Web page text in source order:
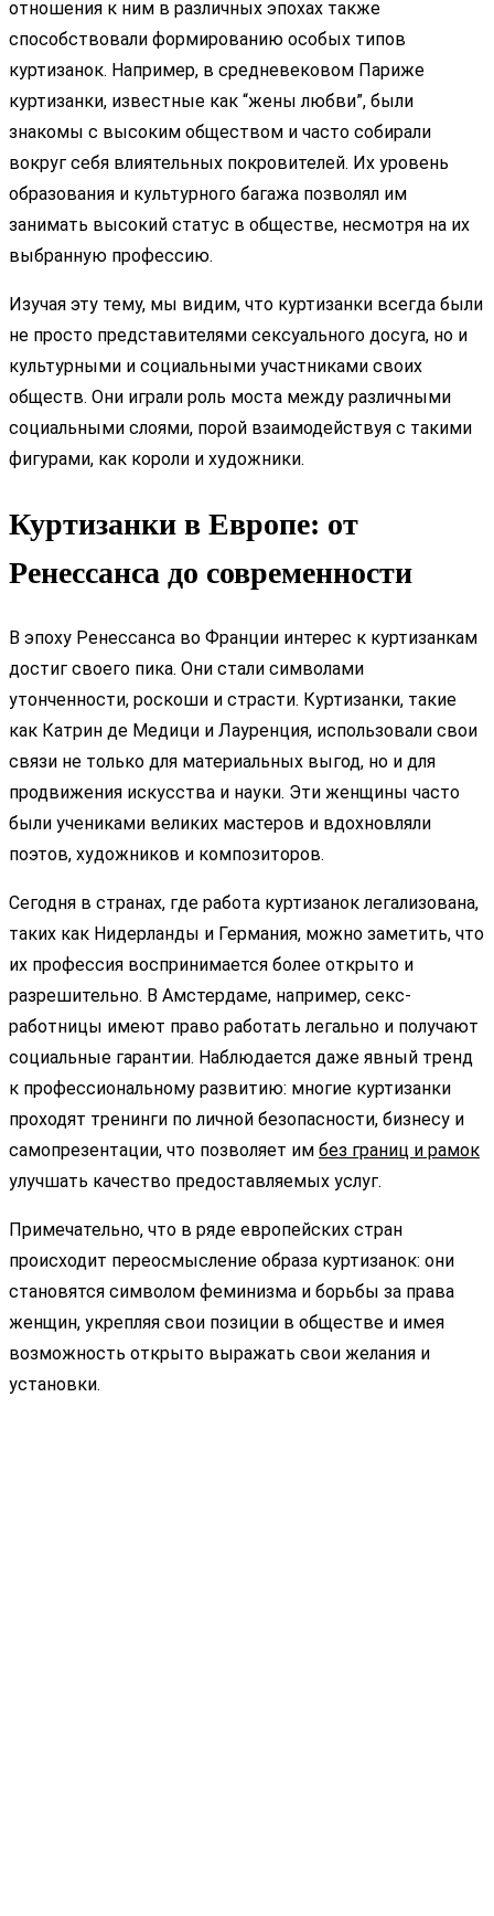
отношения к ним в различных эпохах также
способствовали формированию особых типов
куртизанок. Например, в средневековом Париже
куртизанки, известные как “жены любви”, были
знакомы с высоким обществом и часто собирали
вокруг себя влиятельных покровителей. Их уровень
образования и культурного багажа позволял им
занимать высокий статус в обществе, несмотря на их
выбранную профессию.
Изучая эту тему, мы видим, что куртизанки всегда были
не просто представителями сексуального досуга, но и
культурными и социальными участниками своих
обществ. Они играли роль моста между различными
социальными слоями, порой взаимодействуя с такими
фигурами, как короли и художники.
Куртизанки в Европе: от
Ренессанса до современности
В эпоху Ренессанса во Франции интерес к куртизанкам
достиг своего пика. Они стали символами
утонченности, роскоши и страсти. Куртизанки, такие
как Катрин де Медици и Лауренция, использовали свои
связи не только для материальных выгод, но и для
продвижения искусства и науки. Эти женщины часто
были учениками великих мастеров и вдохновляли
поэтов, художников и композиторов.
Сегодня в странах, где работа куртизанок легализована,
таких как Нидерланды и Германия, можно заметить, что
их профессия воспринимается более открыто и
разрешительно. В Амстердаме, например, секс-
работницы имеют право работать легально и получают
социальные гарантии. Наблюдается даже явный тренд
к профессиональному развитию: многие куртизанки
проходят тренинги по личной безопасности, бизнесу и
самопрезентации, что позволяет им без границ и рамок
улучшать качество предоставляемых услуг.
Примечательно, что в ряде европейских стран
происходит переосмысление образа куртизанок: они
становятся символом феминизма и борьбы за права
женщин, укрепляя свои позиции в обществе и имея
возможность открыто выражать свои желания и
установки.